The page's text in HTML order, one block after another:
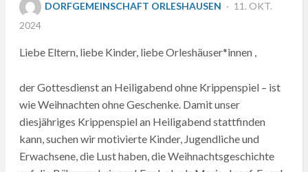
DORFGEMEINSCHAFT ORLESHAUSEN
POSTED
11. OKT.
2024
Liebe Eltern, liebe Kinder, liebe Orleshäuser*innen ,
der Gottesdienst an Heiligabend ohne Krippenspiel – ist
wie Weihnachten ohne Geschenke. Damit unser
diesjähriges Krippenspiel an Heiligabend stattfinden
kann, suchen wir motivierte Kinder, Jugendliche und
Erwachsene, die Lust haben, die Weihnachtsgeschichte